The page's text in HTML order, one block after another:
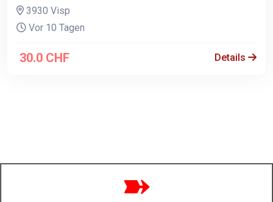
3930 Visp
Vor 10 Tagen
30.0 CHF Details